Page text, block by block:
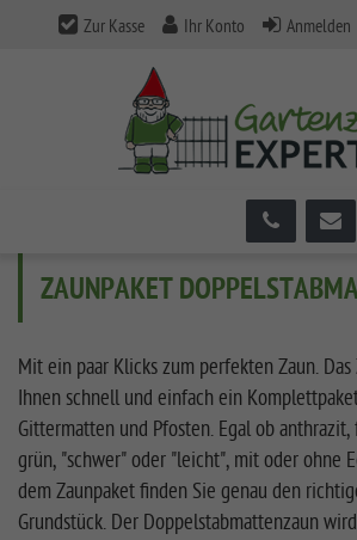
Zur Kasse Ihr Konto Anmelden
ZAUNPAKET
Mit ein paar Klicks zum perfekten Zaun.
Ihnen schnell und einfach ein
Gittermatten und Pfosten. Egal ob
grün, "schwer" oder "leicht", mit oder ohne
dem Zaunpaket finden Sie genau den
Grundstück. Der Doppelstabmattenzaun